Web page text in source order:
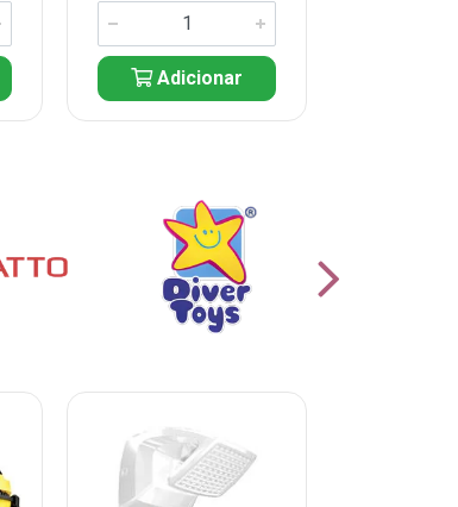
Adicionar